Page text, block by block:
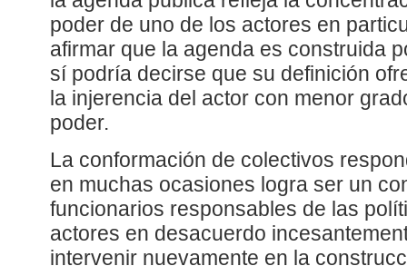
poder de uno de los actores en
afirmar que la agenda es construida
sí podría decirse que su definición
la injerencia del actor con menor
poder.
La conformación de colectivos
en muchas ocasiones logra ser un
funcionarios responsables de las
actores en desacuerdo
intervenir nuevamente en la